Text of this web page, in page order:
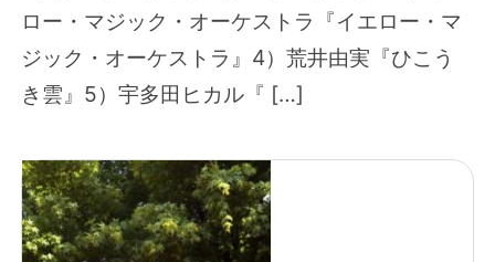
ロー・マジック・オーケストラ『イエロー・マ
ジック・オーケストラ』4）荒井由実『ひこう
き雲』5）宇多田ヒカル『 […]